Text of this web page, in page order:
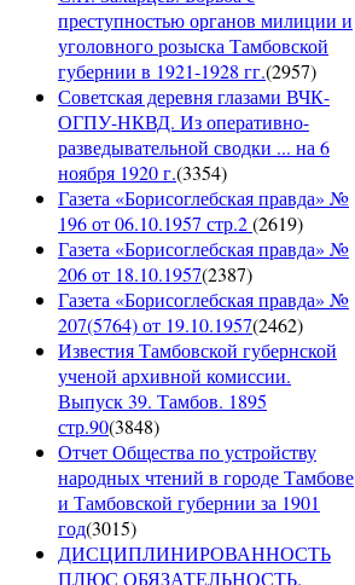
преступностью органов милиции и
уголовного розыска Тамбовской
губернии в 1921-1928 гг.(2957)
Советская деревня глазами ВЧК-
ОГПУ-НКВД. Из оперативно-
разведывательной сводки ... на 6
ноября 1920 г.(3354)
Газета «Борисоглебская правда» №
196 от 06.10.1957 стр.2(2619)
Газета «Борисоглебская правда» №
206 от 18.10.1957(2387)
Газета «Борисоглебская правда» №
207(5764) от 19.10.1957(2462)
Известия Тамбовской губернской
ученой архивной комиссии.
Выпуск 39. Тамбов. 1895
стр.90(3848)
Отчет Общества по устройству
народных чтений в городе Тамбове
и Тамбовской губернии за 1901
год(3015)
ДИСЦИПЛИНИРОВАННОСТЬ
ПЛЮС ОБЯЗАТЕЛЬНОСТЬ.